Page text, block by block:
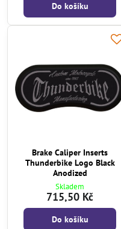
Do košíku
Brake Caliper Inserts
Thunderbike Logo Black
Anodized
Skladem
715,50 Kč
Do košíku